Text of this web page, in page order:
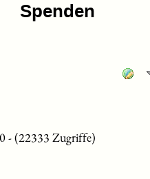
Spenden
- (22333 Zugriffe)